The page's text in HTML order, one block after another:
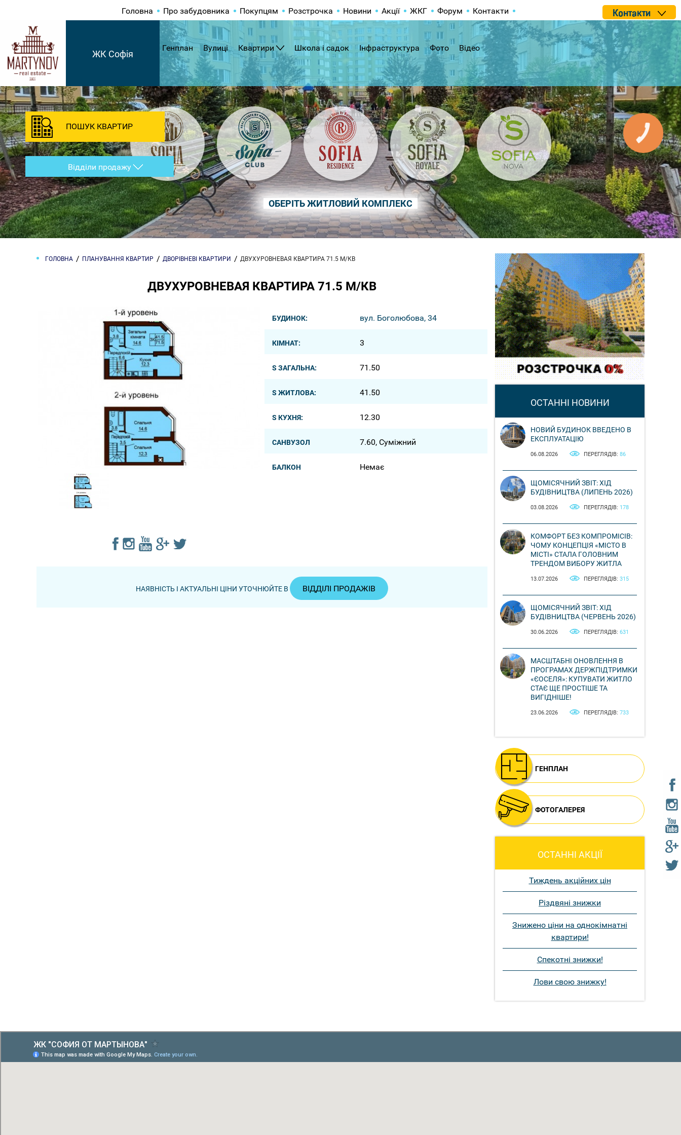
ОБЕРІТЬ ЖИТЛОВИЙ КОМПЛЕКС
Головна Про забудовника Покупцям Розстрочка Новини Акції ЖКГ Форум Контакти Контакти
ЖК Софія
Генплан Вулиці Квартири Школа і садок Інфраструктура Фото Відео
ПОШУК КВАРТИР
Відділи продажу
ГОЛОВНА ПЛАНУВАННЯ КВАРТИР ДВОРІВНЕВІ КВАРТИРИ ДВУХУРОВНЕВАЯ КВАРТИРА 71.5 М/КВ
ДВУХУРОВНЕВАЯ КВАРТИРА 71.5 М/КВ
БУДИНОК: вул. Боголюбова, 34
КІМНАТ: 3
S ЗАГАЛЬНА: 71.50
S ЖИТЛОВА: 41.50
S КУХНЯ: 12.30
САНВУЗОЛ 7.60, Суміжний
БАЛКОН Немає
НАЯВНІСТЬ І АКТУАЛЬНІ ЦІНИ УТОЧНЮЙТЕ В ВІДДІЛІ ПРОДАЖІВ
ОСТАННІ НОВИНИ
НОВИЙ БУДИНОК ВВЕДЕНО В
ЕКСПЛУАТАЦІЮ
06.08.2026 ПЕРЕГЛЯДІВ: 86
ЩОМІСЯЧНИЙ ЗВІТ: ХІД
БУДІВНИЦТВА (ЛИПЕНЬ 2026)
03.08.2026 ПЕРЕГЛЯДІВ: 178
КОМФОРТ БЕЗ КОМПРОМІСІВ:
ЧОМУ КОНЦЕПЦІЯ «МІСТО В
МІСТІ» СТАЛА ГОЛОВНИМ
ТРЕНДОМ ВИБОРУ ЖИТЛА
13.07.2026 ПЕРЕГЛЯДІВ: 315
ЩОМІСЯЧНИЙ ЗВІТ: ХІД
БУДІВНИЦТВА (ЧЕРВЕНЬ 2026)
30.06.2026 ПЕРЕГЛЯДІВ: 631
МАСШТАБНІ ОНОВЛЕННЯ В
ПРОГРАМАХ ДЕРЖПІДТРИМКИ
«ЄОСЕЛЯ»: КУПУВАТИ ЖИТЛО
СТАЄ ЩЕ ПРОСТІШЕ ТА
ВИГІДНІШЕ!
23.06.2026 ПЕРЕГЛЯДІВ: 733
ГЕНПЛАН
ФОТОГАЛЕРЕЯ
ОСТАННІ АКЦІЇ
Тиждень акційних цін
Різдвяні знижки
Знижено ціни на однокімнатні
квартири!
Спекотні знижки!
Лови свою знижку!